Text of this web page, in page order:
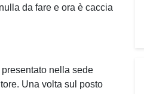
da fare e ora è caccia
nella sede
Una volta sul posto